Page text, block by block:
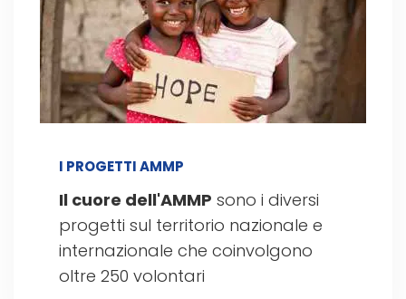
I PROGETTI AMMP
Il cuore dell'AMMP sono i diversi
progetti sul territorio nazionale e
internazionale che coinvolgono
oltre 250 volontari